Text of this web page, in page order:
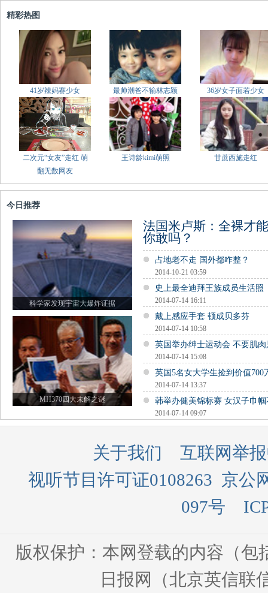
精彩热图
41岁辣妈赛少女 最帅潮爸不输林志颖 36岁女子面若少女
二次元“女友”走红 萌
翻无数网友
王诗龄kimi萌照 甘蔗西施走红
今日推荐
科学家发现宇宙大爆炸证据
MH370四大未解之谜
法国米卢斯：全裸才
你敢吗？
占地老不走 国外都咋整？
2014-10-21 03:59
史上最全迪拜王族成员生活照
2014-07-14 16:11
戴上感应手套 顿成贝多芬
2014-07-14 10:58
英国举办绅士运动会 不要肌
2014-07-14 15:08
英国5名女大学生捡到价值700
2014-07-14 13:37
韩举办健美锦标赛 女汉子巾
2014-07-14 09:07
关于我们
互联网举
视听节目许可证0108263 京公
097号
版权保护：本网登载的内容（
日报网（北京英信联